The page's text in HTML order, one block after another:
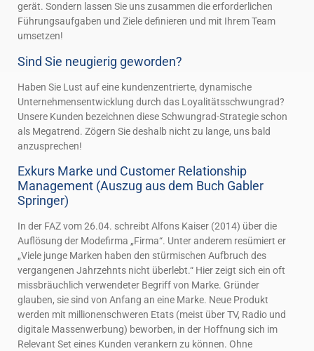
gerät. Sondern lassen Sie uns zusammen die erforderlichen
Führungsaufgaben und Ziele definieren und mit Ihrem Team
umsetzen!
Sind Sie neugierig geworden?
Haben Sie Lust auf eine kundenzentrierte, dynamische
Unternehmensentwicklung durch das Loyalitätsschwungrad?
Unsere Kunden bezeichnen diese Schwungrad-Strategie schon
als Megatrend. Zögern Sie deshalb nicht zu lange, uns bald
anzusprechen!
Exkurs Marke und Customer Relationship
Management (Auszug aus dem Buch Gabler
Springer)
In der FAZ vom 26.04. schreibt Alfons Kaiser (2014) über die
Auflösung der Modefirma „Firma“. Unter anderem resümiert er
„Viele junge Marken haben den stürmischen Aufbruch des
vergangenen Jahrzehnts nicht überlebt.“ Hier zeigt sich ein oft
missbräuchlich verwendeter Begriff von Marke. Gründer
glauben, sie sind von Anfang an eine Marke. Neue Produkt
werden mit millionenschweren Etats (meist über TV, Radio und
digitale Massenwerbung) beworben, in der Hoffnung sich im
Relevant Set eines Kunden verankern zu können. Ohne